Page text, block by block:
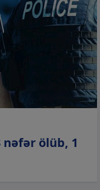
nəfər ölüb, 1